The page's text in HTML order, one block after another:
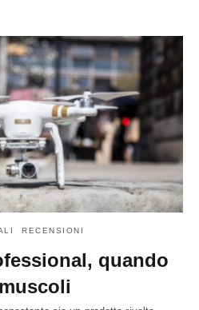
RECENSIONI
quando